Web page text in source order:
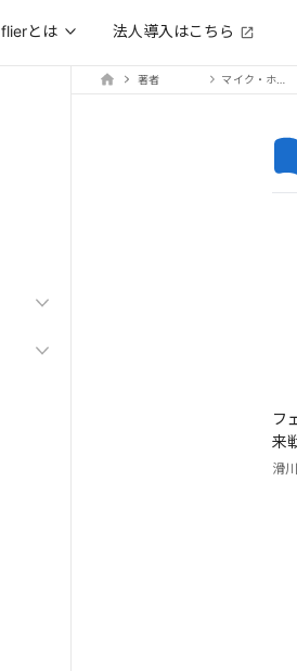
flierとは 法人導入はこちら
著者
フ
来
滑